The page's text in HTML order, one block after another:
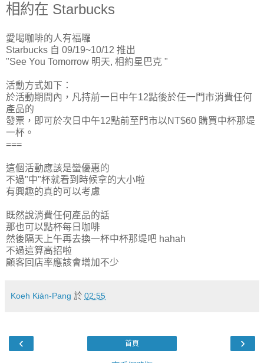
相約在 Starbucks
愛喝咖啡的人有福囉
Starbucks 自 09/19~10/12 推出
"See You Tomorrow 明天, 相約星巴克 "
活動方式如下：
於活動期間內，凡持前一日中午12點後於任一門市消費任何
產品的
發票，即可於次日中午12點前至門市以NT$60 購買中杯那堤
一杯。
===
這個活動應該是蠻優惠的
不過"中"杯就看到時候拿的大小啦
有興趣的真的可以考慮
既然說消費任何產品的話
那也可以點杯每日咖啡
然後隔天上午再去換一杯中杯那堤吧 hahah
不過這算高招啦
顧客回店率應該會增加不少
Koeh Kiàn-Pang 於 02:55
‹ ›
首頁